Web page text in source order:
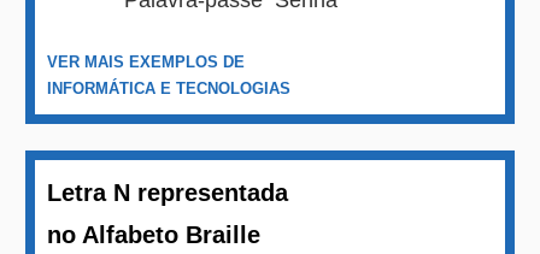
VER MAIS EXEMPLOS DE
INFORMÁTICA E TECNOLOGIAS
Letra N representada
no Alfabeto Braille